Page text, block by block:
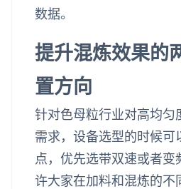
数据。
提升混炼效果的
置方向
针对色母粒行业对高均匀
需求，设备选型的时候可
点，优先选带双速或者变
许大家在加料和混炼的不